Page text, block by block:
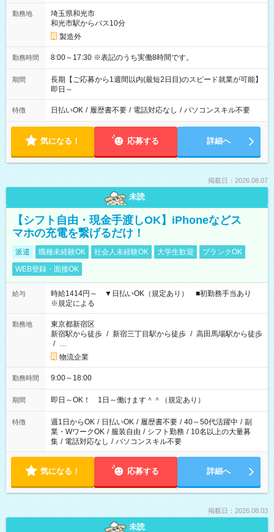
勤務地
埼玉県和光市
和光市駅からバス10分
製造外
勤務時間 8:00～17:30 ※表記のうち実働8時間です。
期間
長期【ご応募から1週間以内(最短2日目)のスピード就業が可能】
即日～
特徴 日払いOK / 履歴書不要 / 電話対応なし / パソコンスキル不要
気になる！ 応募する 詳細へ
掲載日：2026.08.07
未読
【シフト自由・現金手渡しOK】iPhoneなどス
マホの充電を繋げるだけ！
派遣 職種未経験OK 社会人未経験OK 大学生歓迎
ブランクOK
WEB登録・面接OK
給与
時給1414円～ ▼日払いOK（規定あり） ■初勤務手当あり
※規定による
勤務地
東京都新宿区
新宿駅から徒歩 / 新宿三丁目駅から徒歩 / 高田馬場駅から徒歩
/ …
物流企業
勤務時間 9:00～18:00
期間 即日～OK！ 1日～働けます＾＾（規定あり）
特徴 週1日からOK / 日払いOK / 履歴書不要 / 40～50代活躍中 / 副
業・WワークOK / 服装自由 / シフト勤務 / 10名以上の大量募
集 / 電話対応なし / パソコンスキル不要
気になる！ 応募する 詳細へ
掲載日：2026.08.03
未読